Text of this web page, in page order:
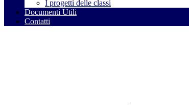
I progetti delle classi
Documenti Utili
Contatti